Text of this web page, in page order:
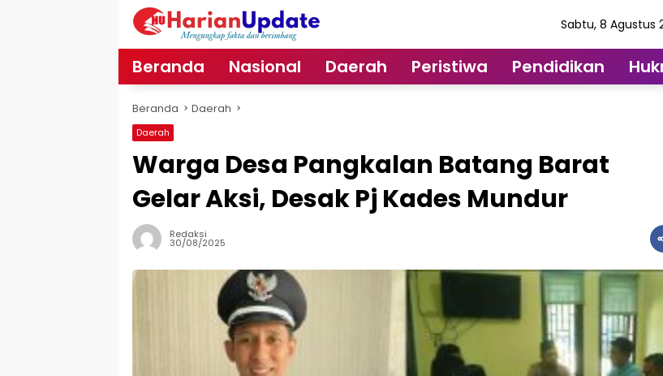
Sabtu, 8 Agustus
Beranda Nasional Daerah Peristiwa Pendidikan
Beranda Daerah
Daerah
Warga Desa Pangkalan Batang Barat
Gelar Aksi, Desak Pj Kades Mundur
Redaksi
30/08/2025